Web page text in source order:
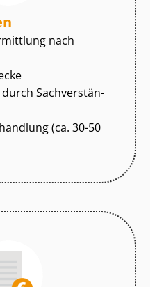
nach
Sach­ver­stän­
(ca. 30-50